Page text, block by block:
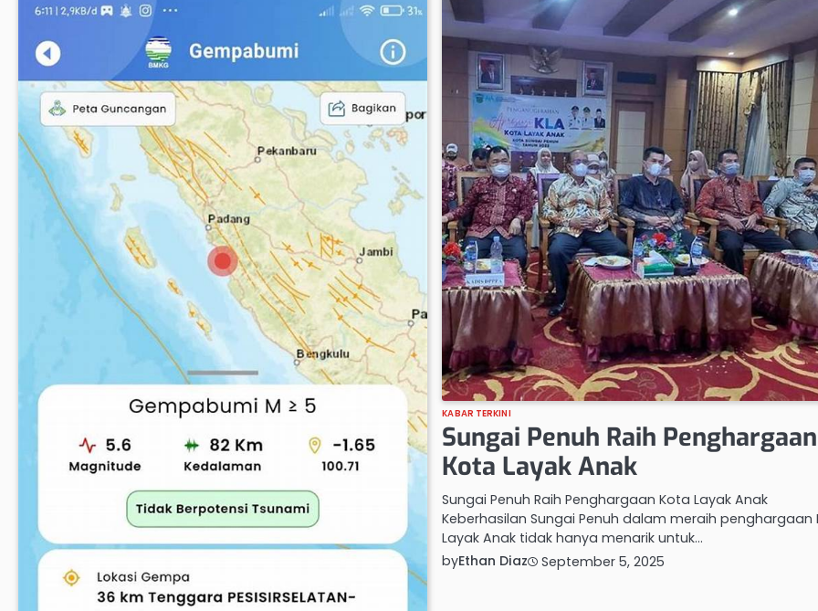
KABAR TERKINI
Sungai Penuh Raih Penghargaan
Kota Layak Anak
Sungai Penuh Raih Penghargaan Kota Layak Anak
Keberhasilan Sungai Penuh dalam meraih penghargaan
Layak Anak tidak hanya menarik untuk…
byEthan Diaz September 5, 2025